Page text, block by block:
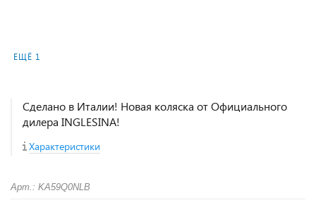
ЕЩЁ 1
Сделано в Италии! Новая коляска от Официального
дилера INGLESINA!
Характеристики
Арт.: KA59Q0NLB